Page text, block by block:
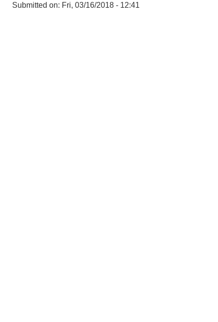
Submitted on: Fri, 03/16/2018 - 12:41